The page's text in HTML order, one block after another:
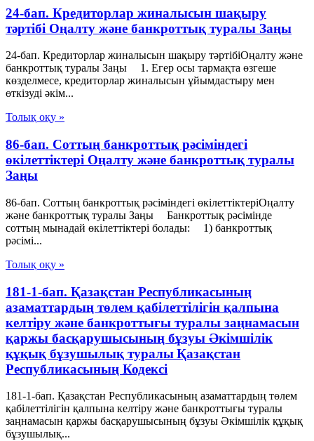
24-бап. Кредиторлар жиналысын шақыру
тәртібі Оңалту және банкроттық туралы Заңы
24-бап. Кредиторлар жиналысын шақыру тәртібіОңалту және
банкроттық туралы Заңы 1. Егер осы тармақта өзгеше
көзделмесе, кредиторлар жиналысын ұйымдастыру мен
өткізуді әкім...
Толық оқу »
86-бап. Соттың банкроттық рәсіміндегі
өкiлеттiктерi Оңалту және банкроттық туралы
Заңы
86-бап. Соттың банкроттық рәсіміндегі өкiлеттiктерiОңалту
және банкроттық туралы Заңы Банкроттық рәсімінде
соттың мынадай өкiлеттiктерi болады: 1) банкроттық
рәсімі...
Толық оқу »
181-1-бап. Қазақстан Республикасының
азаматтардың төлем қабілеттілігін қалпына
келтіру және банкроттығы туралы заңнамасын
қаржы басқарушысының бұзуы Әкімшілік
құқық бұзушылық туралы Қазақстан
Республикасының Кодексі
181-1-бап. Қазақстан Республикасының азаматтардың төлем
қабілеттілігін қалпына келтіру және банкроттығы туралы
заңнамасын қаржы басқарушысының бұзуы Әкімшілік құқық
бұзушылық...